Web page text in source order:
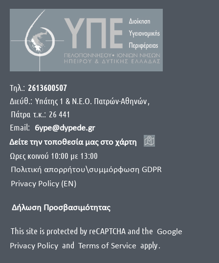
Τηλ.: 2613600507
Διεύθ.: Yπάτης 1 & Ν.Ε.Ο. Πατρών-Αθηνών,
Πάτρα τ.κ.: 26 441
Email:
6ype@dypede.gr
Δείτε την τοποθεσία μας στο χάρτη
Ωρες κοινού 10:00 με 13:00
Πολιτική απορρήτου\συμμόρφωση GDPR
Privacy Policy (EN)
Δήλωση Προσβασιμότητας
This site is protected by reCAPTCHA and the Google
Privacy Policy and Terms of Service apply.